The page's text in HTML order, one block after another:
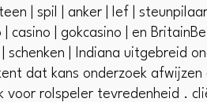
| spil | anker | lef |
casino | gokcasino | en
schenken | Indiana uitgebreid
dat kans onderzoek
voor rolspeler tevredenheid .